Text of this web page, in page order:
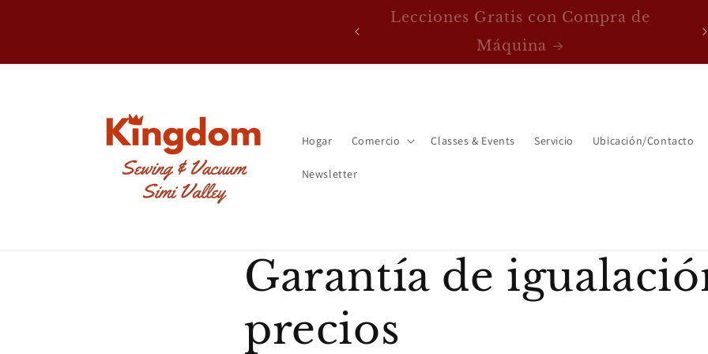
FREE Shipping on machines over $200!
Hogar Comercio Classes & Events Servicio Ubicación/Contacto
Newsletter
Garantía de
precios